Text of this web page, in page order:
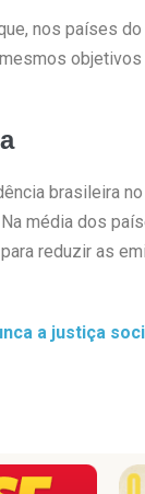
nos países
brasileira
média dos
reduzir as
a justiça